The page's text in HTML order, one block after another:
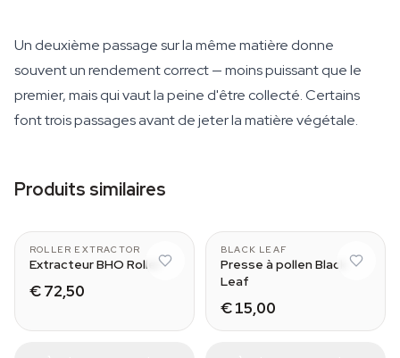
Un deuxième passage sur la même matière donne
souvent un rendement correct — moins puissant que le
premier, mais qui vaut la peine d'être collecté. Certains
font trois passages avant de jeter la matière végétale.
Produits similaires
ROLLER EXTRACTOR
Extracteur BHO Roller
€ 72,50
BLACK LEAF
Presse à pollen Black
Leaf
€ 15,00